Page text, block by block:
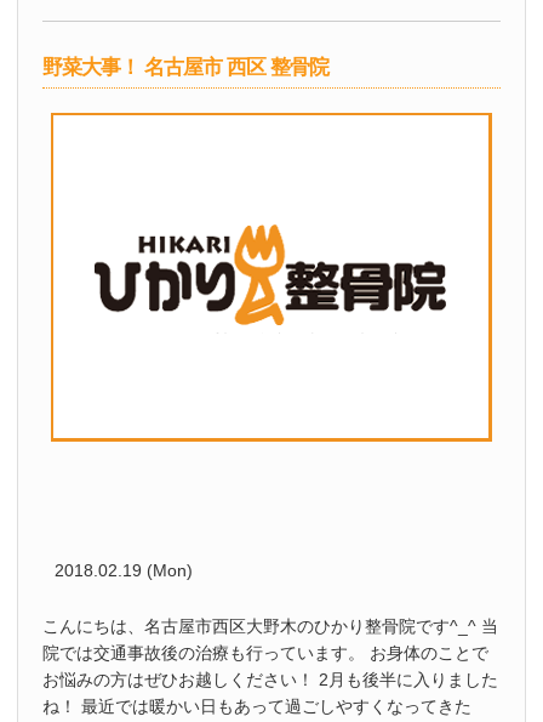
野菜大事！ 名古屋市 西区 整骨院
2018.02.19 (Mon)
こんにちは、名古屋市西区大野木のひかり整骨院です^_^ 当
院では交通事故後の治療も行っています。 お身体のことで
お悩みの方はぜひお越しください！ 2月も後半に入りました
ね！ 最近では暖かい日もあって過ごしやすくなってきた